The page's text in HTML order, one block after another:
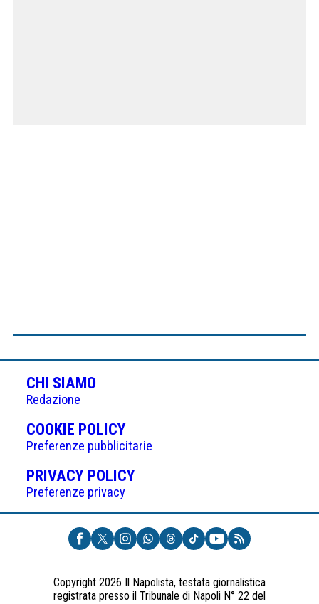
CHI SIAMO
Redazione
COOKIE POLICY(APRE
IN
UNA
NUOVA
Preferenze pubblicitarie
PRIVACY POLICY(APRE
UNA
NUOVA
SCHEDA)
Preferenze privacy
Copyright 2026 Il Napolista, testata giornalistica
registrata presso il Tribunale di Napoli N° 22 del